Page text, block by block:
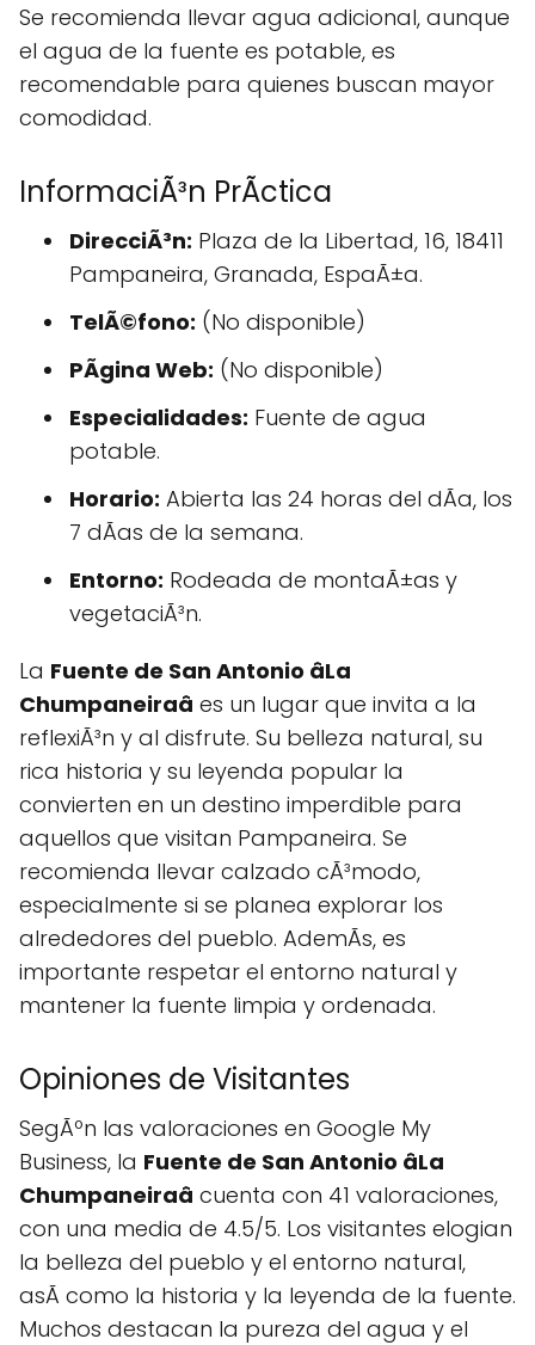
Se recomienda llevar agua adicional, aunque
el agua de la fuente es potable, es
recomendable para quienes buscan mayor
comodidad.
InformaciÃ³n PrÃctica
DirecciÃ³n: Plaza de la Libertad, 16, 18411
Pampaneira, Granada, EspaÃ±a.
TelÃ©fono: (No disponible)
PÃgina Web: (No disponible)
Especialidades: Fuente de agua
potable.
Horario: Abierta las 24 horas del dÃ­a, los
7 dÃ­as de la semana.
Entorno: Rodeada de montaÃ±as y
vegetaciÃ³n.
La Fuente de San Antonio âLa
Chumpaneiraâ es un lugar que invita a la
reflexiÃ³n y al disfrute. Su belleza natural, su
rica historia y su leyenda popular la
convierten en un destino imperdible para
aquellos que visitan Pampaneira. Se
recomienda llevar calzado cÃ³modo,
especialmente si se planea explorar los
alrededores del pueblo. AdemÃs, es
importante respetar el entorno natural y
mantener la fuente limpia y ordenada.
Opiniones de Visitantes
SegÃºn las valoraciones en Google My
Business, la Fuente de San Antonio âLa
Chumpaneiraâ cuenta con 41 valoraciones,
con una media de 4.5/5. Los visitantes elogian
la belleza del pueblo y el entorno natural,
asÃ­ como la historia y la leyenda de la fuente.
Muchos destacan la pureza del agua y el